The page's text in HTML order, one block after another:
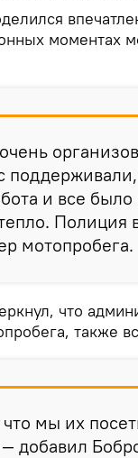
моментах
и все
Полиция
мотопробега.
что
также
мы их
добавил